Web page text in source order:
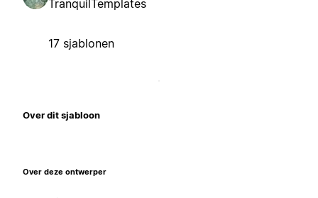
TranquilTemplates
17 sjablonen
Over dit sjabloon
Over deze ontwerper